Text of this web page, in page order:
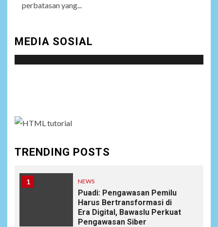
perbatasan yang...
MEDIA SOSIAL
TRENDING POSTS
1 NEWS
Puadi: Pengawasan Pemilu
Harus Bertransformasi di
Era Digital, Bawaslu Perkuat
Pengawasan Siber